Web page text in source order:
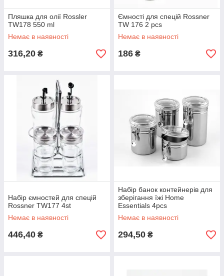
Пляшка для олії Rossler
TW178 550 ml
Немає в наявності
316,20 ₴
Ємності для спецій Rossner
TW 176 2 pcs
Немає в наявності
186 ₴
Набір ємностей для спецій
Rossner TW177 4st
Немає в наявності
446,40 ₴
Набір банок контейнерів для
зберігання їжі Home
Essentials 4pcs
Немає в наявності
294,50 ₴